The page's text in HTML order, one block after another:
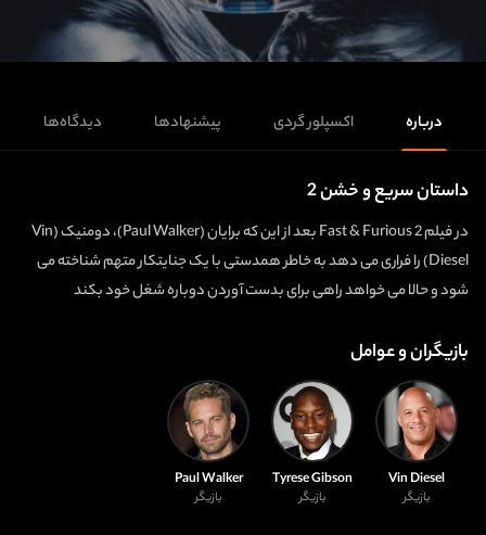
درباره اکسپلور گردی پیشنهادها دیدگاه‌ها
داستان سریع و خشن 2
در فیلم Fast & Furious 2 بعد از این که برایان (Paul Walker)، دومنیک (Vin
Diesel) را فراری می دهد به خاطر همدستی با یک جنایتکار متهم شناخته می
شود و حالا می خواهد راهی برای بدست آوردن دوباره شغل خود بکند
بازیگران و عوامل
Vin Diesel
بازیگر
Tyrese Gibson
بازیگر
Paul Walker
بازیگر